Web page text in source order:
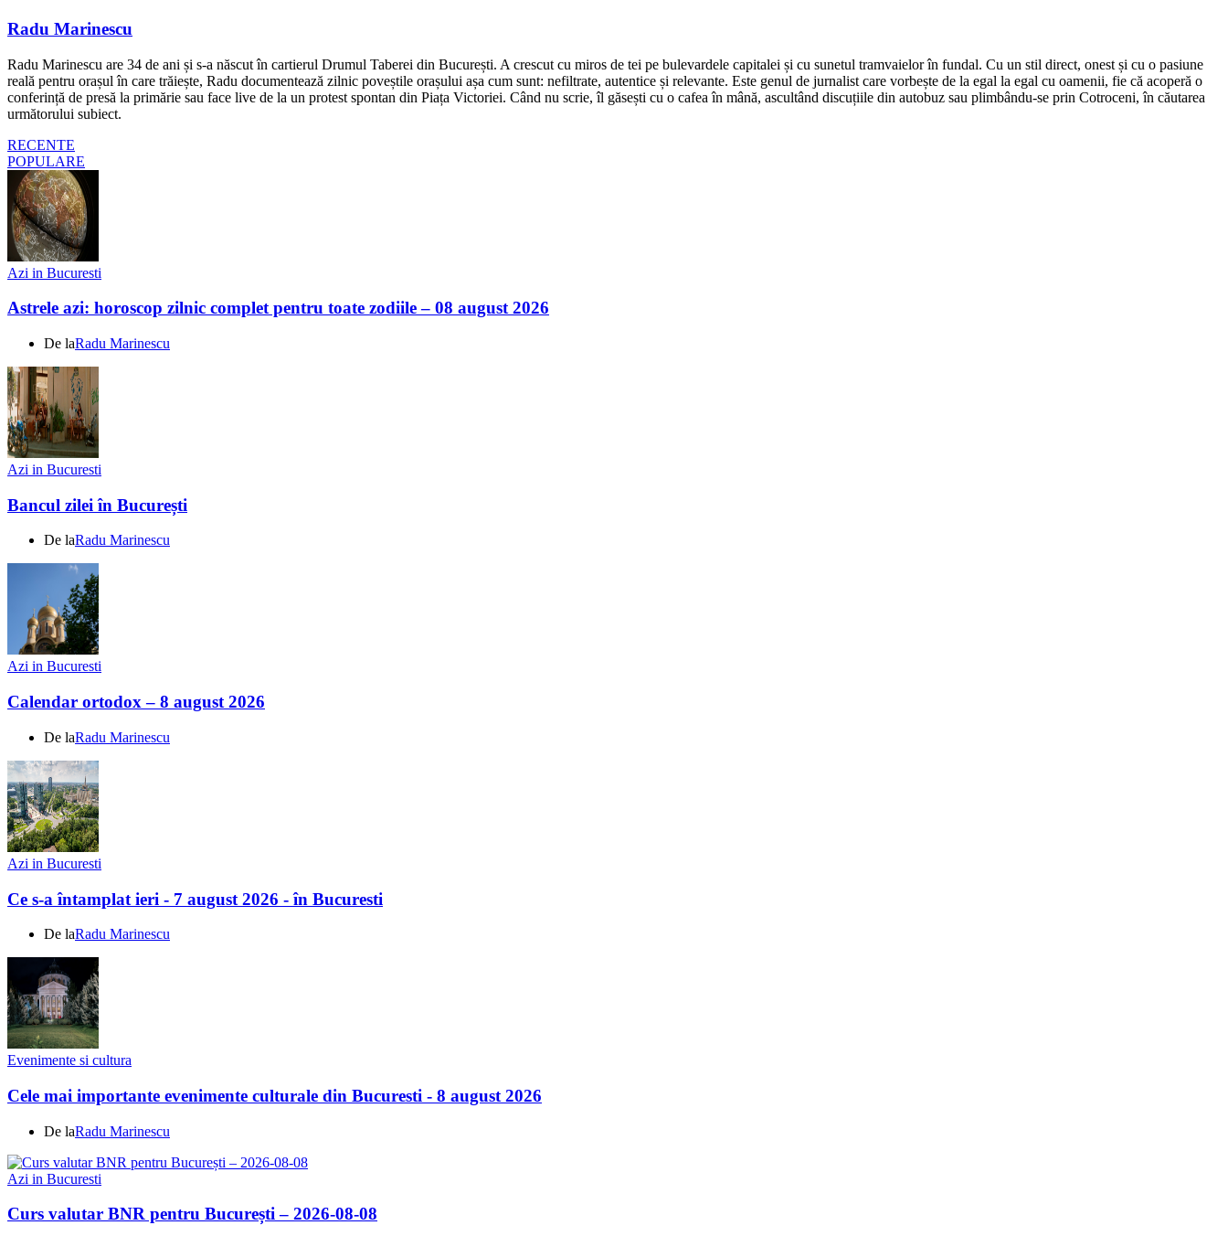
Radu Marinescu
Radu Marinescu are 34 de ani și s-a născut în cartierul Drumul Taberei din București. A crescut cu miros de tei pe bulevardele capitalei și cu sunetul tramvaielor în fundal. Cu un stil direct, onest și cu o pasiune
reală pentru orașul în care trăiește, Radu documentează zilnic poveștile orașului așa cum sunt: nefiltrate, autentice și relevante. Este genul de jurnalist care vorbește de la egal la egal cu oamenii, fie că acoperă o
conferință de presă la primărie sau face live de la un protest spontan din Piața Victoriei. Când nu scrie, îl găsești cu o cafea în mână, ascultând discuțiile din autobuz sau plimbându-se prin Cotroceni, în căutarea
următorului subiect.
RECENTE
POPULARE
Azi in Bucuresti
Astrele azi: horoscop zilnic complet pentru toate zodiile – 08 august 2026
De laRadu Marinescu
Azi in Bucuresti
Bancul zilei în București
De laRadu Marinescu
Azi in Bucuresti
Calendar ortodox – 8 august 2026
De laRadu Marinescu
Azi in Bucuresti
Ce s-a întamplat ieri - 7 august 2026 - în Bucuresti
De laRadu Marinescu
Evenimente si cultura
Cele mai importante evenimente culturale din Bucuresti - 8 august 2026
De laRadu Marinescu
Azi in Bucuresti
Curs valutar BNR pentru București – 2026-08-08